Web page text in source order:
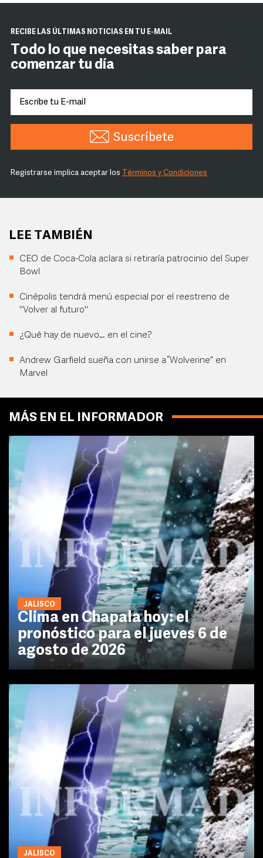
RECIBE LAS ÚLTIMAS NOTICIAS EN TU E-MAIL
Todo lo que necesitas saber para
comenzar tu día
Suscríbete
Registrarse implica aceptar los Términos y Condiciones
LEE TAMBIÉN
CEO de Coca-Cola aclara si retiraría patrocinio del Super
Bowl
Cinépolis tendrá menú especial por el reestreno de
"Volver al futuro"
¿Qué hay de nuevo… en el cine?
Andrew Garfield sueña con unirse a “Wolverine” en
Marvel
MÁS EN EL INFORMADOR
JALISCO
Clima en Chapala hoy: el
pronóstico para el jueves 6 de
agosto de 2026
JALISCO